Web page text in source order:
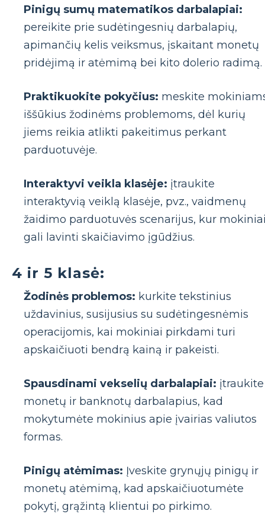
Pinigų sumų matematikos darbalapiai:
pereikite prie sudėtingesnių darbalapių,
apimančių kelis veiksmus, įskaitant monetų
pridėjimą ir atėmimą bei kito dolerio radimą.
Praktikuokite pokyčius: meskite
iššūkius žodinėms problemoms, dėl kurių
jiems reikia atlikti pakeitimus perkant
parduotuvėje.
Interaktyvi veikla klasėje: įtraukite
interaktyvią veiklą klasėje, pvz., vaidmenų
žaidimo parduotuvės scenarijus, kur
gali lavinti skaičiavimo įgūdžius.
4 ir 5 klasė:
Žodinės problemos: kurkite tekstinius
uždavinius, susijusius su sudėtingesnėmis
operacijomis, kai mokiniai pirkdami turi
apskaičiuoti bendrą kainą ir pakeisti.
Spausdinami vekselių darbalapiai: įtraukite
monetų ir banknotų darbalapius, kad
mokytumėte mokinius apie įvairias valiutos
formas.
Pinigų atėmimas: Įveskite grynųjų pinigų ir
monetų atėmimą, kad apskaičiuotumėte
pokytį, grąžintą klientui po pirkimo.